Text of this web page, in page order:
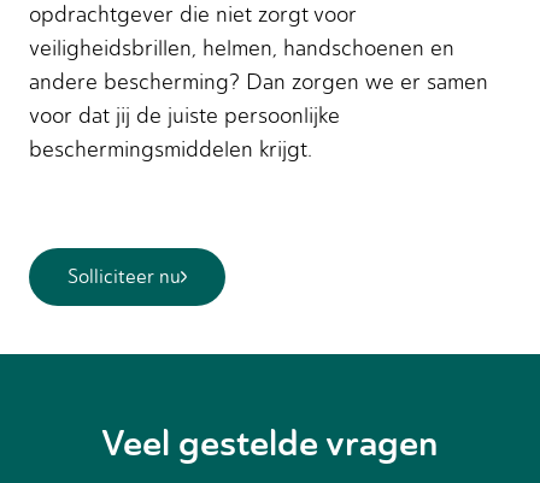
opdrachtgever die niet zorgt voor
veiligheidsbrillen, helmen, handschoenen en
andere bescherming? Dan zorgen we er samen
voor dat jij de juiste persoonlijke
beschermingsmiddelen krijgt.
Solliciteer nu
Veel gestelde vragen